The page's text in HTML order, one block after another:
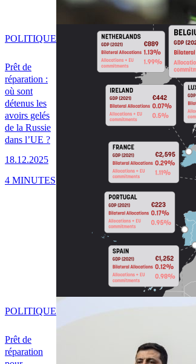
Prêt de
réparation :
où sont
détenus les
avoirs gelés
de la Russie
dans l’UE ?
18.12.2025
POLITIQUE
4 MINUTES
Prêt de
réparation
POLITIQUE